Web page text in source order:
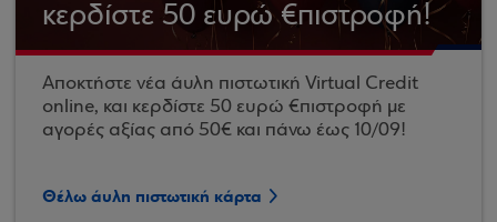
κερδίστε 50 ευρώ €πιστροφή!
Αποκτήστε νέα άυλη πιστωτική Virtual Credit
online, και κερδίστε 50 ευρώ €πιστροφή με
αγορές αξίας από 50€ και πάνω έως 10/09!
Θέλω άυλη πιστωτική κάρτα